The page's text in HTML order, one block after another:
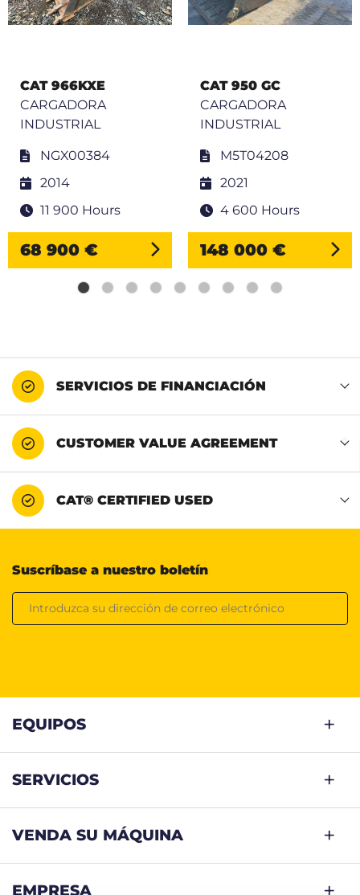
CAT 966KXE
CARGADORA
INDUSTRIAL
NGX00384
2014
11 900 Hours
68 900 €
CAT 950 GC
CARGADORA
INDUSTRIAL
M5T04208
2021
4 600 Hours
148 000 €
SERVICIOS DE FINANCIACIÓN
CUSTOMER VALUE AGREEMENT
CAT® CERTIFIED USED
Suscríbase a nuestro boletín
EQUIPOS
SERVICIOS
VENDA SU MÁQUINA
EMPRESA